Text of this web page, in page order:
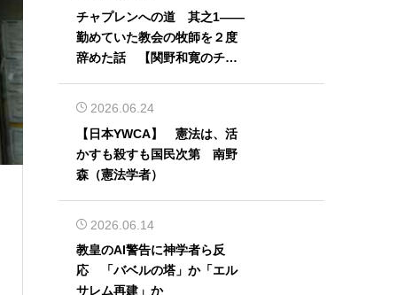
チャプレンへの道 其之1――
勤めていた教会の牧師を２度
辞めた話 【関野和寛のチャ
2026.06.24
【日本YWCA】 憲法は、活
かすも殺すも国民次第 南野
森（憲法学者）
2026.06.14
教皇のAI警告に神学者ら反
応 「バベルの塔」か「エル
サレム再建」か